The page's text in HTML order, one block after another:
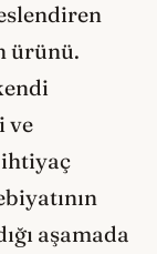
ürünü.
ve
aşamada